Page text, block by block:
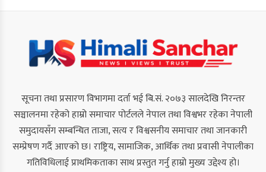
सूचना तथा प्रसारण विभागमा दर्ता भई बि.सं. २०७३ सालदेखि निरन्तर
सञ्चालनमा रहेको हाम्रो समाचार पोर्टलले नेपाल तथा विश्वभर रहेका नेपाली
समुदायसँग सम्बन्धित ताजा, सत्य र विश्वसनीय समाचार तथा जानकारी
सम्प्रेषण गर्दै आएको छ। राष्ट्रिय, सामाजिक, आर्थिक तथा प्रवासी नेपालीका
गतिविधिलाई प्राथमिकताका साथ प्रस्तुत गर्नु हाम्रो मुख्य उद्देश्य हो।